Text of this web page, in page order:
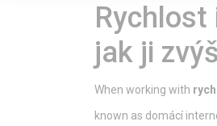
jak ji
When working with
known as domácí